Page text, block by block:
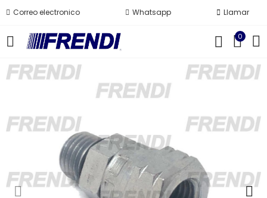
Correo electronico Whatsapp Llamar
0